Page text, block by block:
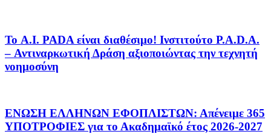
Το A.I. PADA είναι διαθέσιμο! Ινστιτούτο P.A.D.A.
– Αντιναρκωτική Δράση αξιοποιώντας την τεχνητή
νοημοσύνη
ΕΝΩΣΗ ΕΛΛΗΝΩΝ ΕΦΟΠΛΙΣΤΩΝ: Απένειμε 365
ΥΠΟΤΡΟΦΙΕΣ για το Ακαδημαϊκό έτος 2026-2027